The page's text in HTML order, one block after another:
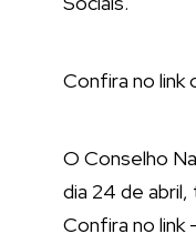
Confira no link
O Conselho
dia 24 de
Confira no link